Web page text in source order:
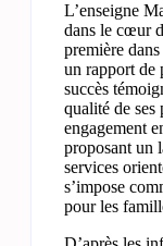
L’enseigne
dans le cœur
première
un rapport de
succès
qualité de ses
engagement
proposant un
services
s’impose
pour les